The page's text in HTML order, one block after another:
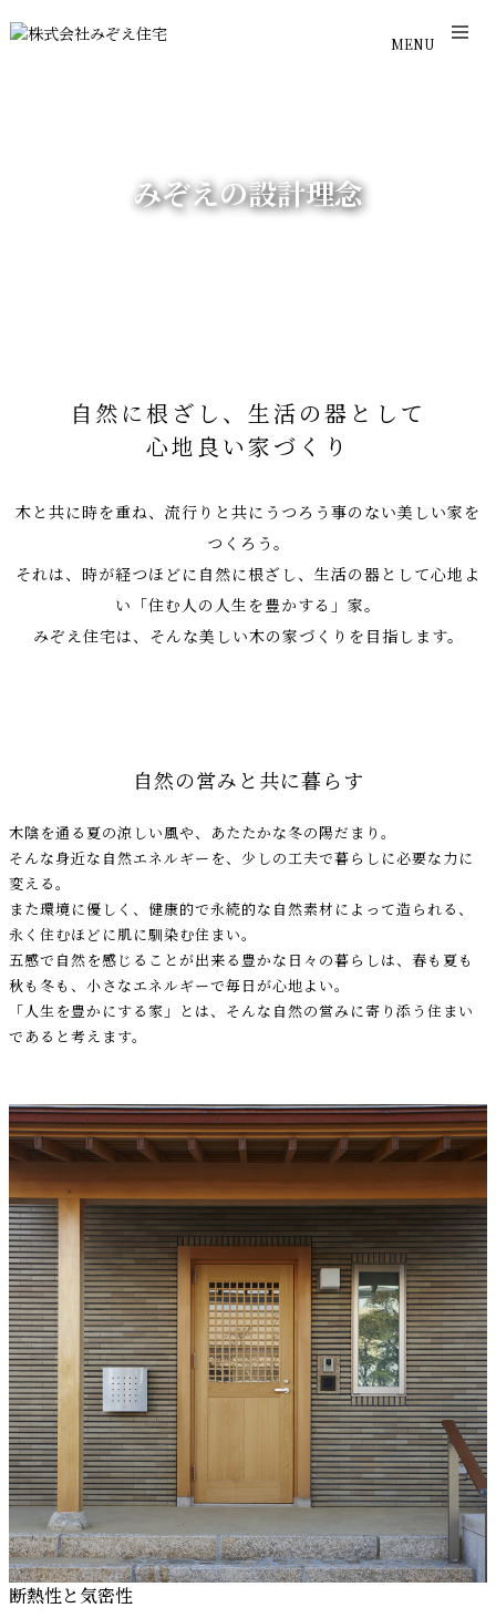
MENU
みぞえの設計理念
自然に根ざし、生活の器として
心地良い家づくり
木と共に時を重ね、流行りと共にうつろう事のない美しい家を
つくろう。
それは、時が経つほどに自然に根ざし、生活の器として心地よ
い「住む人の人生を豊かする」家。
みぞえ住宅は、そんな美しい木の家づくりを目指します。
自然の営みと共に暮らす
木陰を通る夏の涼しい風や、あたたかな冬の陽だまり。
そんな身近な自然エネルギーを、少しの工夫で暮らしに必要な力に
変える。
また環境に優しく、健康的で永続的な自然素材によって造られる、
永く住むほどに肌に馴染む住まい。
五感で自然を感じることが出来る豊かな日々の暮らしは、春も夏も
秋も冬も、小さなエネルギーで毎日が心地よい。
「人生を豊かにする家」とは、そんな自然の営みに寄り添う住まい
であると考えます。
断熱性と気密性